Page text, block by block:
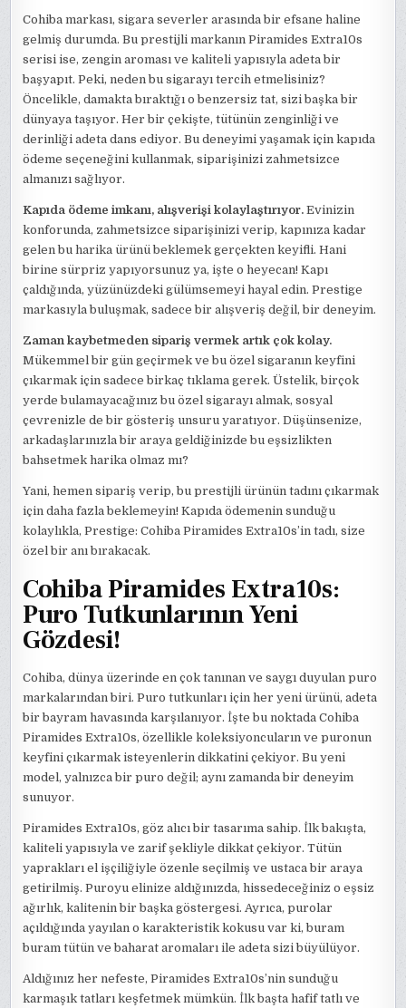
Cohiba markası, sigara severler arasında bir efsane haline
gelmiş durumda. Bu prestijli markanın Piramides Extra10s
serisi ise, zengin aroması ve kaliteli yapısıyla adeta bir
başyapıt. Peki, neden bu sigarayı tercih etmelisiniz?
Öncelikle, damakta bıraktığı o benzersiz tat, sizi başka bir
dünyaya taşıyor. Her bir çekişte, tütünün zenginliği ve
derinliği adeta dans ediyor. Bu deneyimi yaşamak için kapıda
ödeme seçeneğini kullanmak, siparişinizi zahmetsizce
almanızı sağlıyor.
Kapıda ödeme imkanı, alışverişi kolaylaştırıyor. Evinizin
konforunda, zahmetsizce siparişinizi verip, kapınıza kadar
gelen bu harika ürünü beklemek gerçekten keyifli. Hani
birine sürpriz yapıyorsunuz ya, işte o heyecan! Kapı
çaldığında, yüzünüzdeki gülümsemeyi hayal edin. Prestige
markasıyla buluşmak, sadece bir alışveriş değil, bir deneyim.
Zaman kaybetmeden sipariş vermek artık çok kolay.
Mükemmel bir gün geçirmek ve bu özel sigaranın keyfini
çıkarmak için sadece birkaç tıklama gerek. Üstelik, birçok
yerde bulamayacağınız bu özel sigarayı almak, sosyal
çevrenizle de bir gösteriş unsuru yaratıyor. Düşünsenize,
arkadaşlarınızla bir araya geldiğinizde bu eşsizlikten
bahsetmek harika olmaz mı?
Yani, hemen sipariş verip, bu prestijli ürünün tadını çıkarmak
için daha fazla beklemeyin! Kapıda ödemenin sunduğu
kolaylıkla, Prestige: Cohiba Piramides Extra10s’in tadı, size
özel bir anı bırakacak.
Cohiba Piramides Extra10s:
Puro Tutkunlarının Yeni
Gözdesi!
Cohiba, dünya üzerinde en çok tanınan ve saygı duyulan puro
markalarından biri. Puro tutkunları için her yeni ürünü, adeta
bir bayram havasında karşılanıyor. İşte bu noktada Cohiba
Piramides Extra10s, özellikle koleksiyoncuların ve puronun
keyfini çıkarmak isteyenlerin dikkatini çekiyor. Bu yeni
model, yalnızca bir puro değil; aynı zamanda bir deneyim
sunuyor.
Piramides Extra10s, göz alıcı bir tasarıma sahip. İlk bakışta,
kaliteli yapısıyla ve zarif şekliyle dikkat çekiyor. Tütün
yaprakları el işçiliğiyle özenle seçilmiş ve ustaca bir araya
getirilmiş. Puroyu elinize aldığınızda, hissedeceğiniz o eşsiz
ağırlık, kalitenin bir başka göstergesi. Ayrıca, purolar
açıldığında yayılan o karakteristik kokusu var ki, buram
buram tütün ve baharat aromaları ile adeta sizi büyülüyor.
Aldığınız her nefeste, Piramides Extra10s’nin sunduğu
karmaşık tatları keşfetmek mümkün. İlk başta hafif tatlı ve